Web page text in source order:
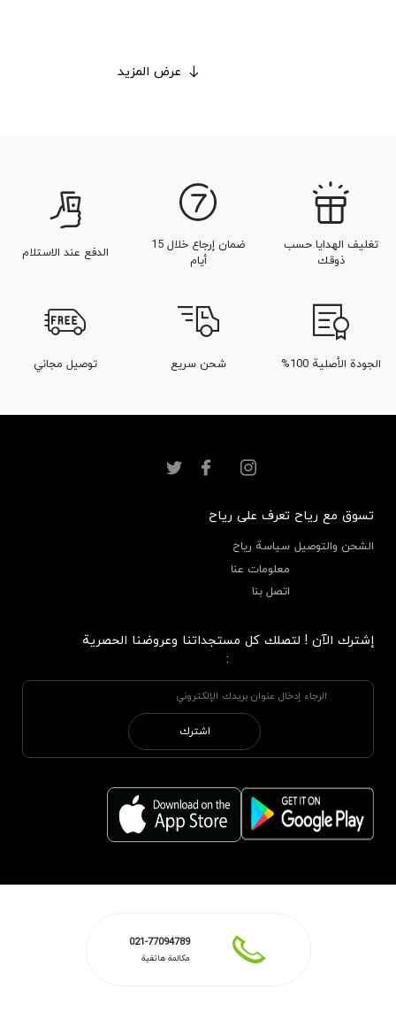
عرض المزيد
تغليف الهدايا حسب
ذوقك
ضمان إرجاع خلال 15
أيام
الدفع عند الاستلام
الجودة الأصلية 100% شحن سريع توصيل مجاني
تسوق مع رياح
الشحن والتوصيل
تعرف على رياح
سياسة رياح
معلومات عنا
اتصل بنا
إشترك الآن ! لتصلك كل مستجداتنا وعروضنا الحصرية
:
اشترك
021-77094789
مكالمة هاتفية